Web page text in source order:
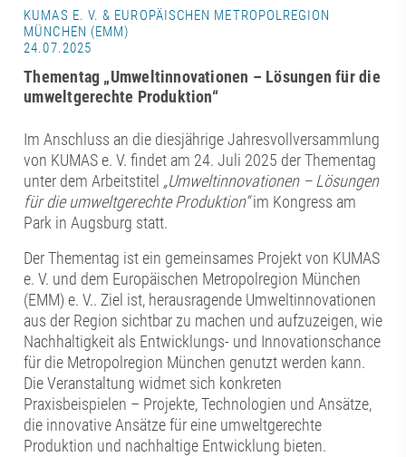
KUMAS E. V. & EUROPÄISCHEN METROPOLREGION
MÜNCHEN (EMM)
24.07.2025
Thementag „Umweltinnovationen – Lösungen für die
umweltgerechte Produktion“
Im Anschluss an die diesjährige Jahresvollversammlung
von KUMAS e. V. findet am 24. Juli 2025 der Thementag
unter dem Arbeitstitel „Umweltinnovationen – Lösungen
für die umweltgerechte Produktion“im Kongress am
Park in Augsburg statt.
Der Thementag ist ein gemeinsames Projekt von KUMAS
e. V. und dem Europäischen Metropolregion München
(EMM) e. V.. Ziel ist, herausragende Umweltinnovationen
aus der Region sichtbar zu machen und aufzuzeigen, wie
Nachhaltigkeit als Entwicklungs- und Innovationschance
für die Metropolregion München genutzt werden kann.
Die Veranstaltung widmet sich konkreten
Praxisbeispielen – Projekte, Technologien und Ansätze,
die innovative Ansätze für eine umweltgerechte
Produktion und nachhaltige Entwicklung bieten.